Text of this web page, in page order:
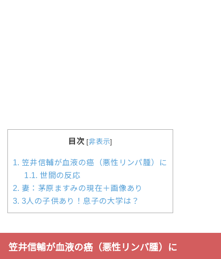
目次 [非表示]
1. 笠井信輔が血液の癌（悪性リンパ腫）に
1.1. 世間の反応
2. 妻：茅原ますみの現在＋画像あり
3. 3人の子供あり！息子の大学は？
笠井信輔が血液の癌（悪性リンパ腫）に